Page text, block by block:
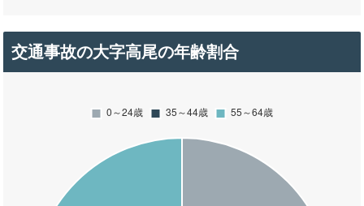
交通事故の大字高尾の年齢割合